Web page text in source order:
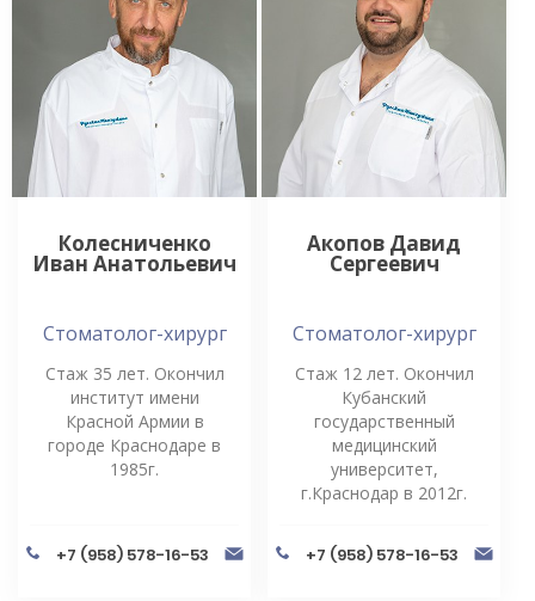
Колесниченко
Иван Анатольевич
Стоматолог-хирург
Стаж 35 лет. Окончил
институт имени
Красной Армии в
городе Краснодаре в
1985г.
+7 (958) 578-16-53
Акопов Давид
Сергеевич
Стоматолог-хирург
Стаж 12 лет. Окончил
Кубанский
государственный
медицинский
университет,
г.Краснодар в 2012г.
+7 (958) 578-16-53